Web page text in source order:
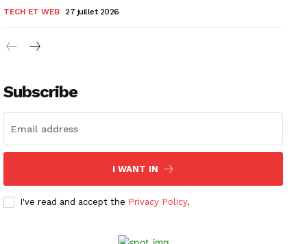
TECH ET WEB 27 juillet 2026
Subscribe
I WANT IN
I've read and accept the Privacy Policy.